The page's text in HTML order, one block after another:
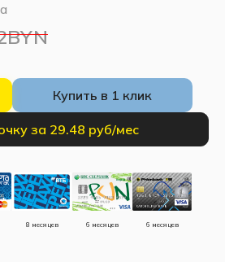
Купить в 1 клик
за 29.48 руб/мес
8 месяцев 6 месяцев 6 месяцев